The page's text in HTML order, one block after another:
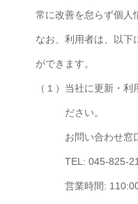
常に改善を怠らず個人
なお、利用者は、以下
ができます。
（１） 当社に更新・利
ださい。
お問い合わせ窓
TEL: 045-825-
営業時間: